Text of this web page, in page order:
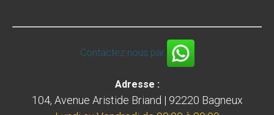
Contactez nous par
Adresse :
104, Avenue Aristide Briand | 92220 Bagneux